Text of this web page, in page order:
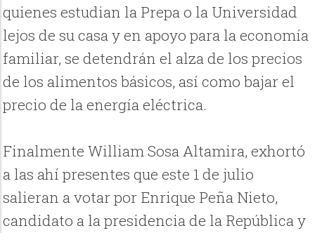
quienes estudian la Prepa o la Universidad
lejos de su casa y en apoyo para la economía
familiar, se detendrán el alza de los precios
de los alimentos básicos, así como bajar el
precio de la energía eléctrica.
Finalmente William Sosa Altamira, exhortó
a las ahí presentes que este 1 de julio
salieran a votar por Enrique Peña Nieto,
candidato a la presidencia de la República y